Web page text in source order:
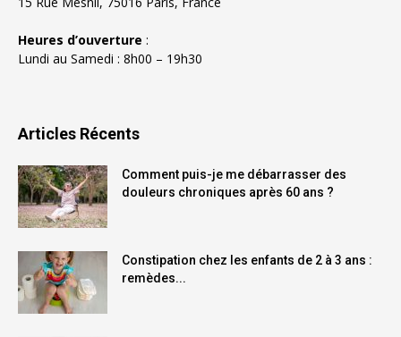
Heures d’ouverture :
Lundi au Samedi : 8h00 – 19h30
Articles Récents
Comment puis-je me débarrasser des
douleurs chroniques après 60 ans ?
Constipation chez les enfants de 2 à 3 ans :
remèdes...